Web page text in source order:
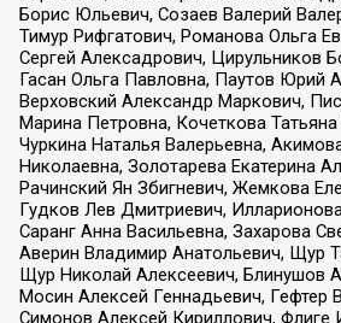
Борис Юльевич, Созаев Валерий
Тимур Рифгатович, Романова Ольга
Сергей Алексадрович, Цирульников
Гасан Ольга Павловна, Паутов Юрий
Верховский Александр Маркович,
Марина Петровна, Кочеткова
Чуркина Наталья Валерьевна,
Николаевна, Золотарева Екатерина
Рачинский Ян Збигневич, Жемкова
Гудков Лев Дмитриевич,
Саранг Анна Васильевна, Захарова
Аверин Владимир Анатольевич, Щур
Щур Николай Алексеевич, Блинушов
Мосин Алексей Геннадьевич, Гефтер
Симонов Алексей Кириллович, Флиге